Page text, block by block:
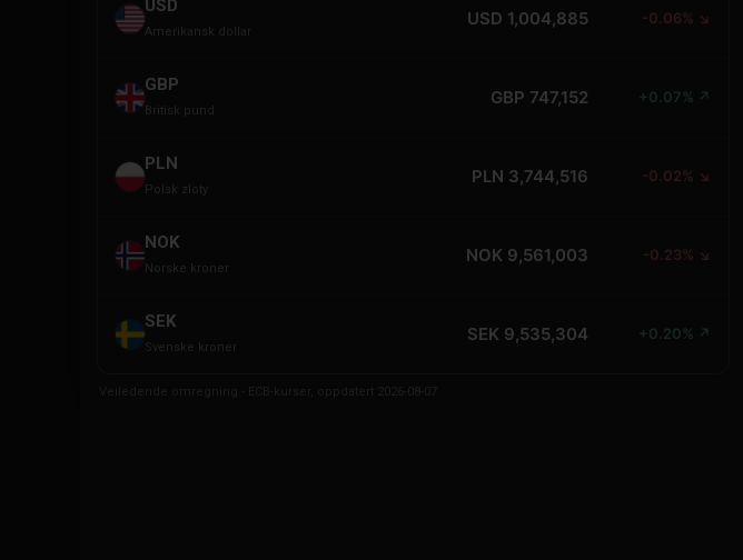
USD
Amerikansk dollar
USD 1,004,885 -0.06% ↘
GBP
Britisk pund
GBP 747,152 +0.07% ↗
PLN
Polsk zloty
PLN 3,744,516 -0.02% ↘
NOK
Norske kroner
NOK 9,561,003 -0.23% ↘
SEK
Svenske kroner
SEK 9,535,304 +0.20% ↗